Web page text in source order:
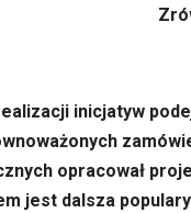
inicjatyw
opracował
jest dalsza